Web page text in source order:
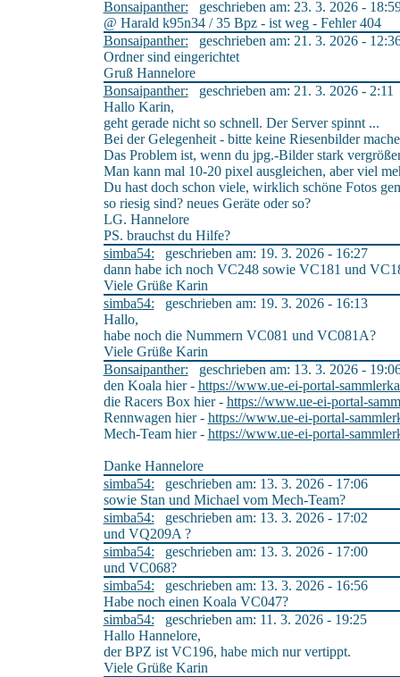
Bonsaipanther: geschrieben am: 23. 3. 2026 -
@ Harald k95n34 / 35 Bpz - ist weg - Fehler 404
Bonsaipanther: geschrieben am: 21. 3. 2026 -
Ordner sind eingerichtet
Gruß Hannelore
Bonsaipanther: geschrieben am: 21. 3. 2026 - 2:11
Hallo Karin,
geht gerade nicht so schnell. Der Server spinnt ...
Bei der Gelegenheit - bitte keine Riesenbilder
Das Problem ist, wenn du jpg.-Bilder stark
Man kann mal 10-20 pixel ausgleichen, aber viel
Du hast doch schon viele, wirklich schöne Fotos
so riesig sind? neues Geräte oder so?
LG. Hannelore
PS. brauchst du Hilfe?
simba54: geschrieben am: 19. 3. 2026 - 16:27
dann habe ich noch VC248 sowie VC181 und
Viele Grüße Karin
simba54: geschrieben am: 19. 3. 2026 - 16:13
Hallo,
habe noch die Nummern VC081 und VC081A?
Viele Grüße Karin
Bonsaipanther: geschrieben am: 13. 3. 2026 -
den Koala hier - https://www.ue-ei-portal-
die Racers Box hier - https://www.ue-ei-portal-
Rennwagen hier - https://www.ue-ei-portal-
Mech-Team hier - https://www.ue-ei-portal-
Danke Hannelore
simba54: geschrieben am: 13. 3. 2026 - 17:06
sowie Stan und Michael vom Mech-Team?
simba54: geschrieben am: 13. 3. 2026 - 17:02
und VQ209A ?
simba54: geschrieben am: 13. 3. 2026 - 17:00
und VC068?
simba54: geschrieben am: 13. 3. 2026 - 16:56
Habe noch einen Koala VC047?
simba54: geschrieben am: 11. 3. 2026 - 19:25
Hallo Hannelore,
der BPZ ist VC196, habe mich nur vertippt.
Viele Grüße Karin